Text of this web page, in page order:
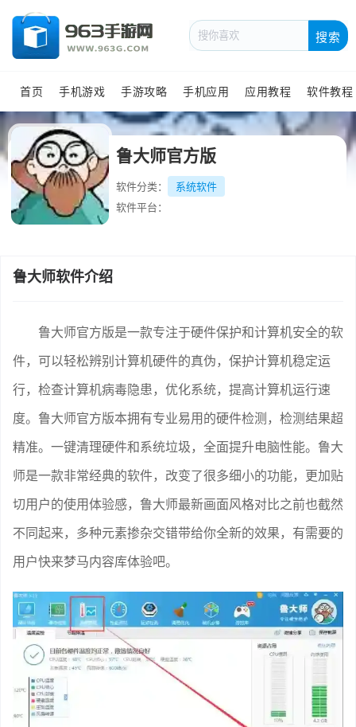
搜索
首页 手机游戏 手游攻略 手机应用 应用教程 软件教程
鲁大师官方版
软件分类：
系统软件
软件平台：
鲁大师软件介绍
鲁大师官方版是一款专注于硬件保护和计算机安全的软
件，可以轻松辨别计算机硬件的真伪，保护计算机稳定运
行，检查计算机病毒隐患，优化系统，提高计算机运行速
度。鲁大师官方版本拥有专业易用的硬件检测，检测结果超
精准。一键清理硬件和系统垃圾，全面提升电脑性能。鲁大
师是一款非常经典的软件，改变了很多细小的功能，更加贴
切用户的使用体验感，鲁大师最新画面风格对比之前也截然
不同起来，多种元素掺杂交错带给你全新的效果，有需要的
用户快来梦马内容库体验吧。